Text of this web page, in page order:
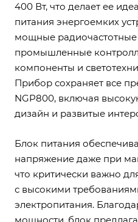
400 Вт, что делает ее
питания энергоемких
мощные радиочастотные
промышленные
компоненты и
Прибор сохраняет все
NGP800, включая
дизайн и развитые
Блок питания
напряжение даже при
что критически важно
с высокими
электропитания.